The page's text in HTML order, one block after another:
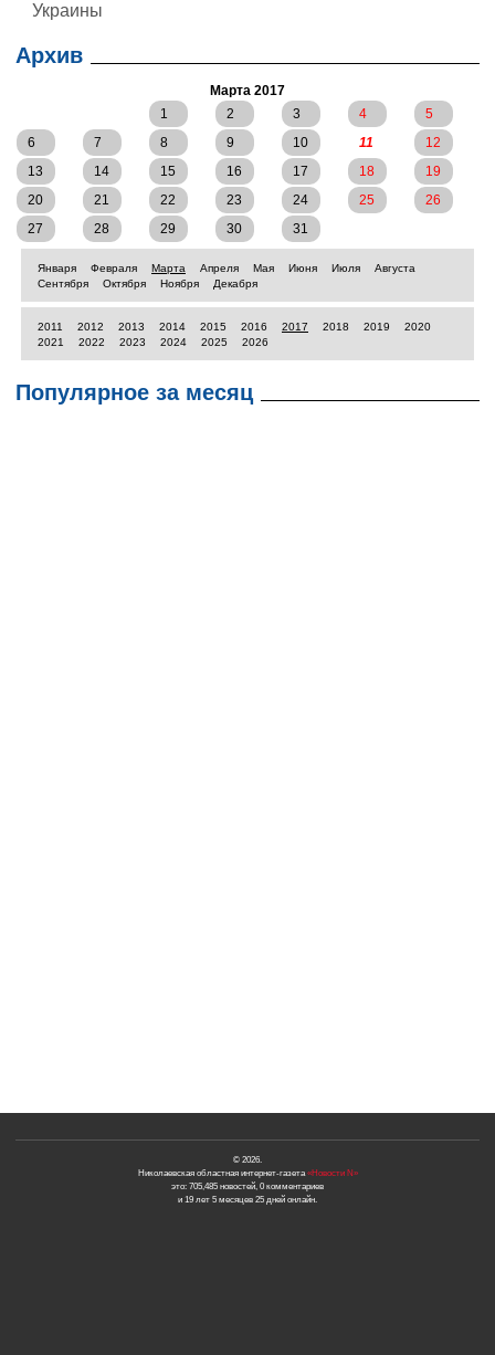
Украины
Архив
Марта 2017
1
2 3 4
5
6
7 8 9 10 11
12
13
14 15 16 17 18
19
20
21 22 23 24 25
26
27
28 29 30 31
Января Февраля Марта Апреля Мая Июня Июля
Августа
Сентября
Октября Ноября Декабря
2011 2012 2013 2014 2015 2016 2017 2018 2019
2020
2021
2022 2023 2024 2025 2026
Популярное за месяц
© 2026.
Николаевская областная интернет-газета«Новости N»
это: 705,485 новостей, 0 комментариев
и 19 лет 5 месяцев 25 дней онлайн.